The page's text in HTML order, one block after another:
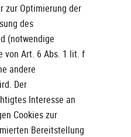
zur Optimierung der
des
(notwendige
von Art. 6 Abs. 1 lit. f
andere
Der
Interesse an
Cookies zur
Bereitstellung